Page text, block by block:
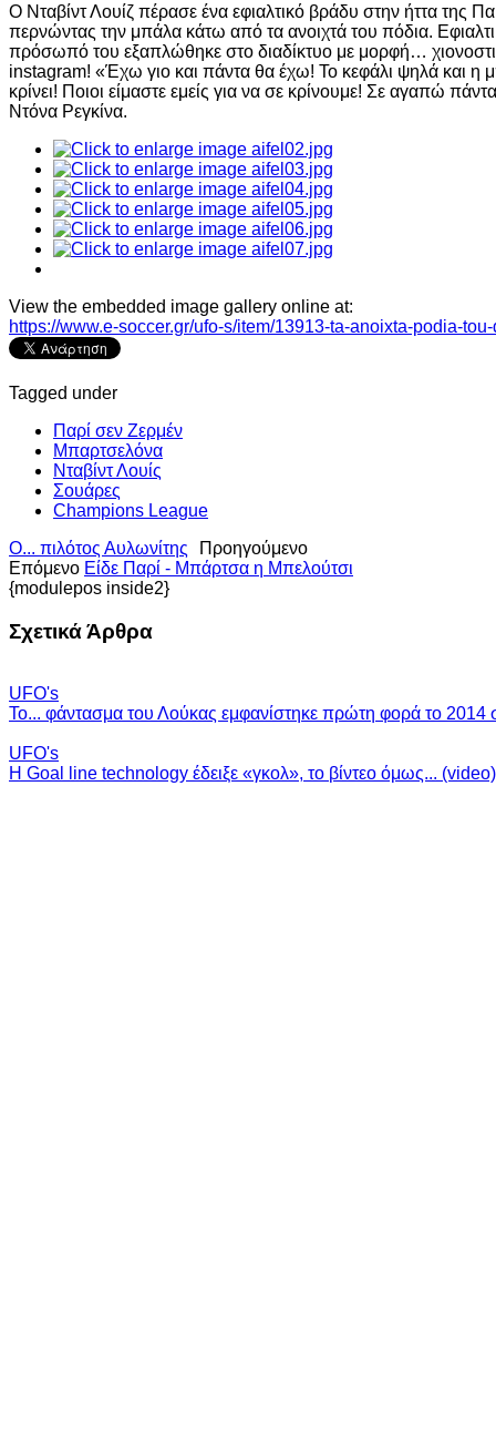
Ο Νταβίντ Λουίζ πέρασε ένα εφιαλτικό βράδυ στην ήττα της
περνώντας την μπάλα κάτω από τα ανοιχτά του πόδια.
πρόσωπό του εξαπλώθηκε στο διαδίκτυο με μορφή…
instagram! «Έχω γιο και πάντα θα έχω! Το κεφάλι ψηλά και η
κρίνει! Ποιοι είμαστε εμείς για να σε κρίνουμε! Σε αγαπώ
Ντόνα Ρεγκίνα.
View the embedded image gallery online at:
https://www.e-soccer.gr/ufo-s/item/13913-ta-anoixta-podia-
Tagged under
Παρί σεν Ζερμέν
Μπαρτσελόνα
Νταβίντ Λουίς
Σουάρες
Champions League
Προηγούμενο
Ο... πιλότος Αυλωνίτης
Επόμενο Είδε Παρί - Μπάρτσα η Μπελούτσι
{modulepos inside2}
Σχετικά Άρθρα
UFO's
Το... φάντασμα του Λούκας εμφανίστηκε πρώτη φορά το 2014
UFO's
H Goal line technology έδειξε «γκολ», το βίντεο όμως... (video)